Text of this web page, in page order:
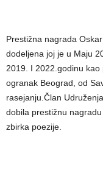
Prestižna nagrada
dodeljena joj je u Maju
2019. I 2022.godinu kao
ogranak Beograd, od
rasejanju.Član
dobila prestižnu
zbirka poezije.